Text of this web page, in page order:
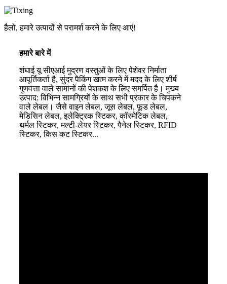
हैलो, हमारे उत्पादों से परामर्श करने के लिए आएं!
हमारे बारे में
शंघाई यू सीएआई मुद्रण वस्तुओं के लिए पेशेवर निर्माता
आपूर्तिकर्ता है, सुंदर पैकिंग खत्म करने में मदद के लिए शीर्ष
गुणवत्ता वाले सामानों की पेशकश के लिए समर्पित है। मुख्य
उत्पाद: विभिन्न सामग्रियों के साथ सभी प्रकार के चिपकने
वाले लेबल। जैसे वाइन लेबल, जूस लेबल, फूड लेबल,
मेडिसिन लेबल, इलेक्ट्रिक स्टिकर, कॉस्मेटिक लेबल,
थर्मल स्टिकर, मल्टी-लेयर स्टिकर, पैनेल स्टिकर, RFID
स्टिकर, किस कट स्टिकर...